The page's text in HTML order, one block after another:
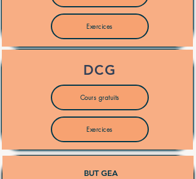
Exercices
DCG
Cours gratuits
Exercices
BUT GEA